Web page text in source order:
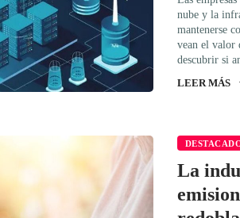
nube y la
mantenerse
vean el valor
descubrir si
LEER MÁS
La